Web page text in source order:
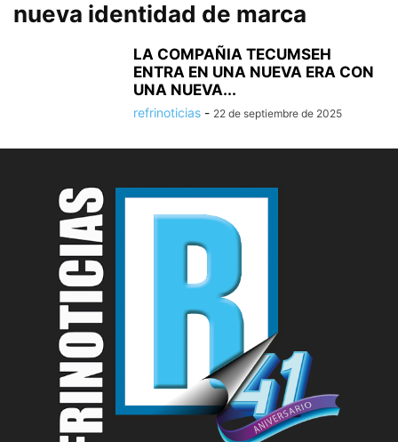
nueva identidad de marca
LA COMPAÑIA TECUMSEH
ENTRA EN UNA NUEVA ERA CON
UNA NUEVA...
refrinoticias - 22 de septiembre de 2025